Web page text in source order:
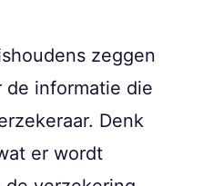
zeggen
informatie die
Denk
er wordt